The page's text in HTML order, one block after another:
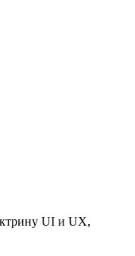
UI и UX,